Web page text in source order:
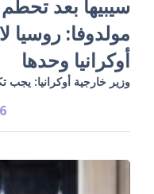
سيبيها بعد
مولدوفا:
أوكرانيا وحدها
وزير خارجية أوكرانيا: